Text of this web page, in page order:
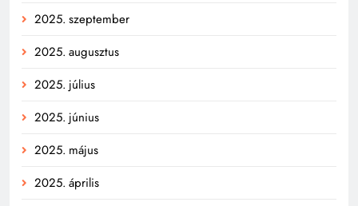
2025. szeptember
2025. augusztus
2025. július
2025. június
2025. május
2025. április